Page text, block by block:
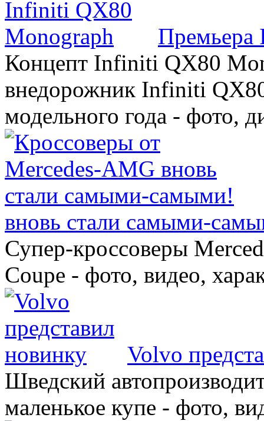
Премьера
Концепт Infiniti QX80
внедорожник Infiniti
модельного года - фото,
вновь стали самыми-
Супер-кроссоверы
Coupe - фото, видео,
Volvo
Шведский
маленькое купе - фото,